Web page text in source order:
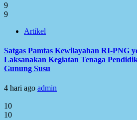
9
9
Artikel
Satgas Pamtas Kewilayahan RI-PNG
Laksanakan Kegiatan Tenaga
Gunung Susu
4 hari ago admin
10
10